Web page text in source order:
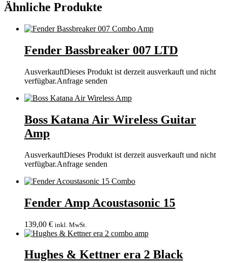
Ähnliche Produkte
Fender Bassbreaker 007 LTD
AusverkauftDieses Produkt ist derzeit ausverkauft und nicht
verfügbar.Anfrage senden
Boss Katana Air Wireless Guitar
Amp
AusverkauftDieses Produkt ist derzeit ausverkauft und nicht
verfügbar.Anfrage senden
Fender Amp Acoustasonic 15
139,00 € inkl. MwSt.
Hughes & Kettner era 2 Black